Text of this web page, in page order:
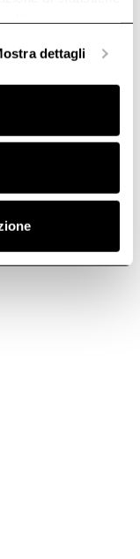
», potrai
dettagli